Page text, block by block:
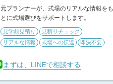
元プランナーが、式場のリアルな情報をも
とに式場選びをサポートします。
見学前見積り
見積りチェック
リアルな情報
式場への伝達 即決不要
まずは、LINEで相談する